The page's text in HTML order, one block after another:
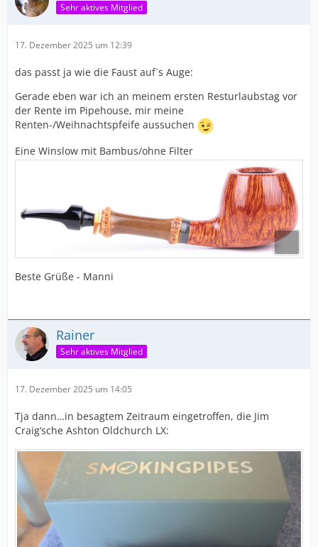
Sehr aktives Mitglied
17. Dezember 2025 um 12:39
das passt ja wie die Faust auf`s Auge:
Gerade eben war ich an meinem ersten Resturlaubstag vor
der Rente im Pipehouse, mir meine
Renten-/Weihnachtspfeife aussuchen
Eine Winslow mit Bambus/ohne Filter
Beste Grüße - Manni
Rainer
Sehr aktives Mitglied
17. Dezember 2025 um 14:05
Tja dann…in besagtem Zeitraum eingetroffen, die Jim
Craig‘sche Ashton Oldchurch LX: